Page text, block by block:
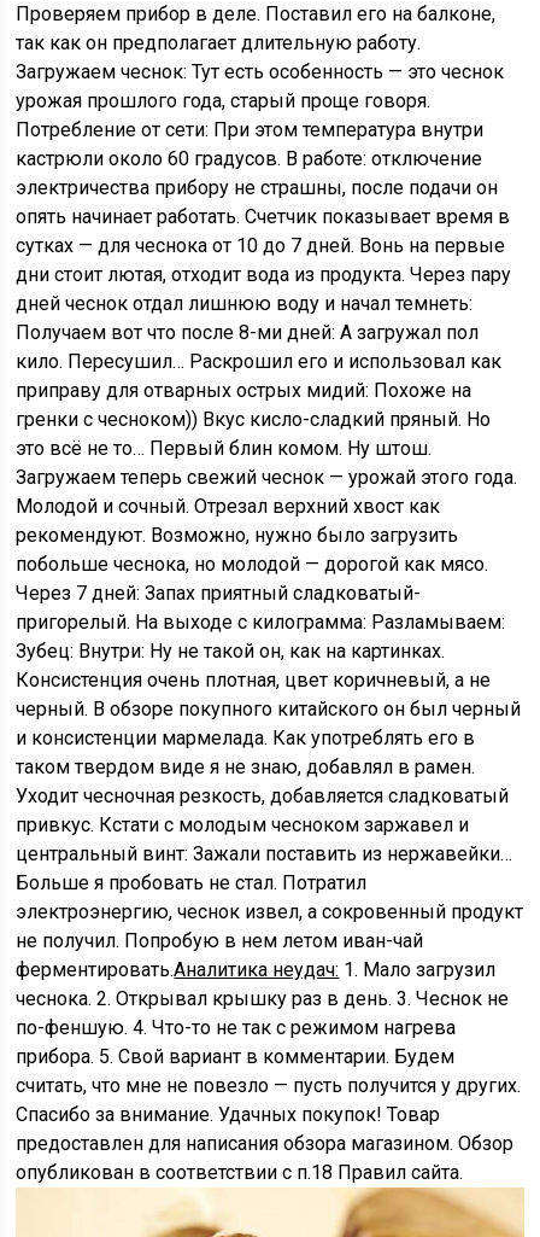
Проверяем прибор в деле. Поставил его на балконе,
так как он предполагает длительную работу.
Загружаем чеснок: Тут есть особенность — это чеснок
урожая прошлого года, старый проще говоря.
Потребление от сети: При этом температура внутри
кастрюли около 60 градусов. В работе: отключение
электричества прибору не страшны, после подачи он
опять начинает работать. Счетчик показывает время в
сутках — для чеснока от 10 до 7 дней. Вонь на первые
дни стоит лютая, отходит вода из продукта. Через пару
дней чеснок отдал лишнюю воду и начал темнеть:
Получаем вот что после 8-ми дней: А загружал пол
кило. Пересушил… Раскрошил его и использовал как
приправу для отварных острых мидий: Похоже на
гренки с чесноком)) Вкус кисло-сладкий пряный. Но
это всё не то… Первый блин комом. Ну штош.
Загружаем теперь свежий чеснок — урожай этого года.
Молодой и сочный. Отрезал верхний хвост как
рекомендуют. Возможно, нужно было загрузить
побольше чеснока, но молодой — дорогой как мясо.
Через 7 дней: Запах приятный сладковатый-
пригорелый. На выходе с килограмма: Разламываем:
Зубец: Внутри: Ну не такой он, как на картинках.
Консистенция очень плотная, цвет коричневый, а не
черный. В обзоре покупного китайского он был черный
и консистенции мармелада. Как употреблять его в
таком твердом виде я не знаю, добавлял в рамен.
Уходит чесночная резкость, добавляется сладковатый
привкус. Кстати с молодым чесноком заржавел и
центральный винт: Зажали поставить из нержавейки…
Больше я пробовать не стал. Потратил
электроэнергию, чеснок извел, а сокровенный продукт
не получил. Попробую в нем летом иван-чай
ферментировать.Аналитика неудач: 1. Мало загрузил
чеснока. 2. Открывал крышку раз в день. 3. Чеснок не
по-феншую. 4. Что-то не так с режимом нагрева
прибора. 5. Свой вариант в комментарии. Будем
считать, что мне не повезло — пусть получится у других.
Спасибо за внимание. Удачных покупок! Товар
предоставлен для написания обзора магазином. Обзор
опубликован в соответствии с п.18 Правил сайта.